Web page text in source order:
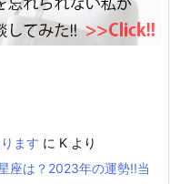
ます に K より
座は？2023年の運勢!!当